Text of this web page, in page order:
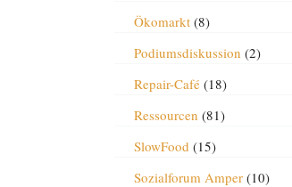
Ökomarkt(8)
Podiumsdiskussion (2)
Repair-Café(18)
Ressourcen (81)
SlowFood (15)
Sozialforum Amper(10)